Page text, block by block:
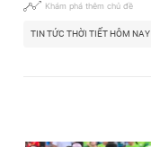
Khám phá thêm chủ đề
TIN TỨC THỜI TIẾT HÔM NAY